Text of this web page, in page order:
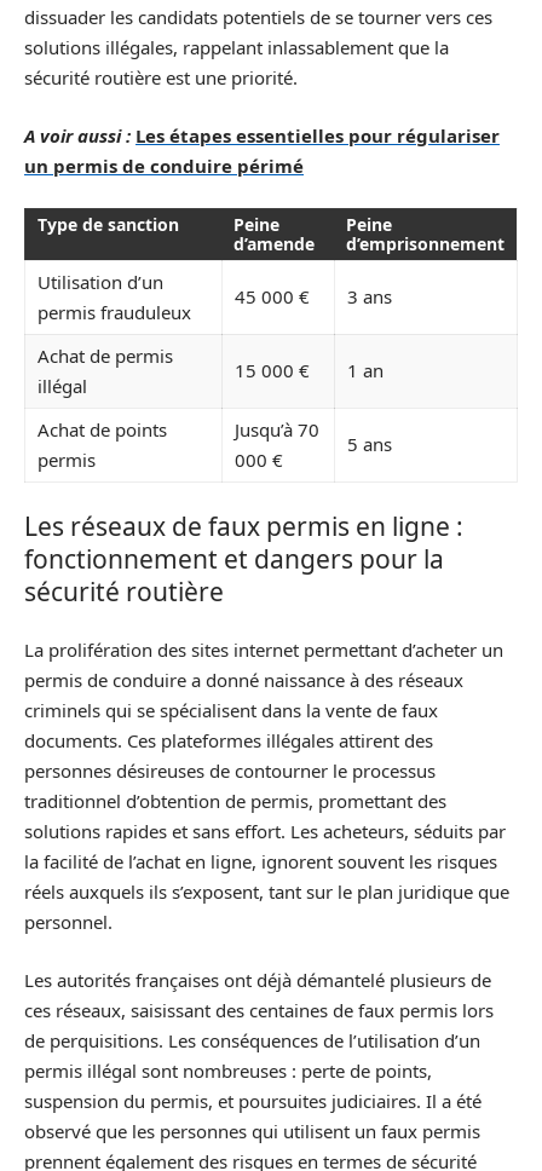
dissuader les candidats potentiels de se tourner vers ces
solutions illégales, rappelant inlassablement que la
sécurité routière est une priorité.
A voir aussi : Les étapes essentielles pour régulariser
un permis de conduire périmé
Type de sanction
Peine
d’amende
Peine
d’emprisonnement
Utilisation d’un
permis frauduleux
45 000 € 3 ans
Achat de permis
illégal
15 000 € 1 an
Achat de points
permis
Jusqu’à 70
000 €
5 ans
Les réseaux de faux permis en ligne :
fonctionnement et dangers pour la
sécurité routière
La prolifération des sites internet permettant d’acheter un
permis de conduire a donné naissance à des réseaux
criminels qui se spécialisent dans la vente de faux
documents. Ces plateformes illégales attirent des
personnes désireuses de contourner le processus
traditionnel d’obtention de permis, promettant des
solutions rapides et sans effort. Les acheteurs, séduits par
la facilité de l’achat en ligne, ignorent souvent les risques
réels auxquels ils s’exposent, tant sur le plan juridique que
personnel.
Les autorités françaises ont déjà démantelé plusieurs de
ces réseaux, saisissant des centaines de faux permis lors
de perquisitions. Les conséquences de l’utilisation d’un
permis illégal sont nombreuses : perte de points,
suspension du permis, et poursuites judiciaires. Il a été
observé que les personnes qui utilisent un faux permis
prennent également des risques en termes de sécurité